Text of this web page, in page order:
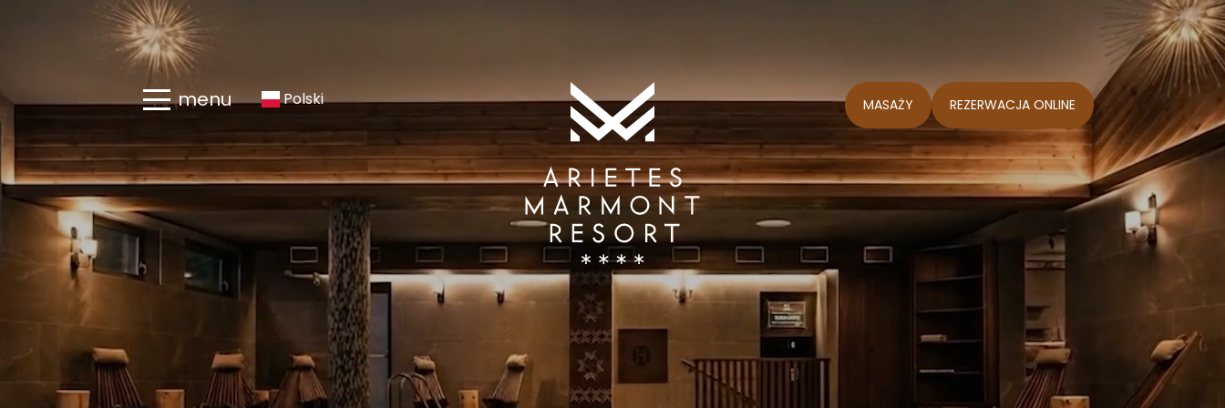
menu Polski MASAŻY REZERWACJA ONLINE